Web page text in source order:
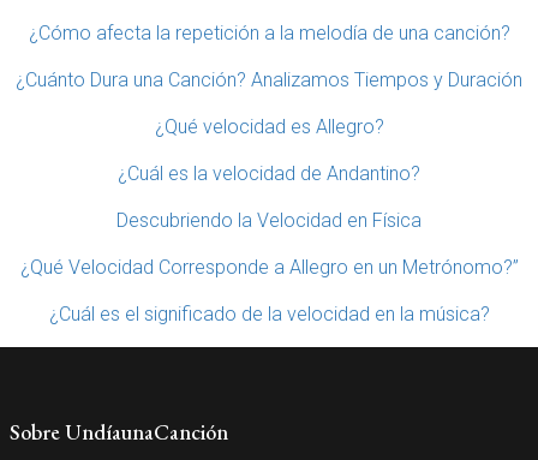
¿Cómo afecta la repetición a la melodía de una canción?
¿Cuánto Dura una Canción? Analizamos Tiempos y Duración
¿Qué velocidad es Allegro?
¿Cuál es la velocidad de Andantino?
Descubriendo la Velocidad en Física
¿Qué Velocidad Corresponde a Allegro en un Metrónomo?”
¿Cuál es el significado de la velocidad en la música?
Sobre UndíaunaCanción